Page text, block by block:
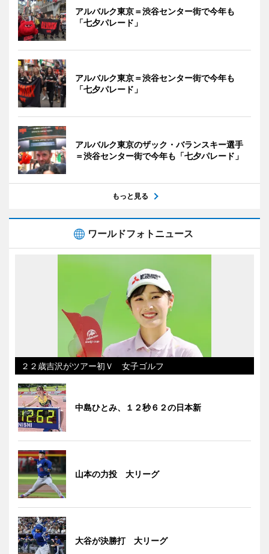
アルバルク東京＝渋谷センター街で今年も
「七夕パレード」
アルバルク東京＝渋谷センター街で今年も
「七夕パレード」
アルバルク東京のザック・バランスキー選手
＝渋谷センター街で今年も「七夕パレード」
もっと見る
ワールドフォトニュース
２２歳吉沢がツアー初Ｖ 女子ゴルフ
中島ひとみ、１２秒６２の日本新
山本の力投 大リーグ
大谷が決勝打 大リーグ